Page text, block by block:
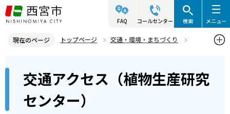
こ
の
ジ
頭
FAQ コールセンター 検索 メニュー
現在のページ トップページ
交通・環境・まちづくり
交通アクセス（植物生産研究センター）
交通アクセス（植物生産研究
センター）